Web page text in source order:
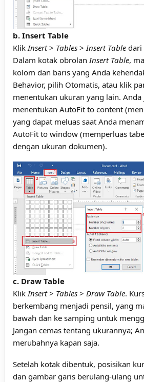
b. Insert Table
KlikInsert> Tables >Insert Table dari
Dalam kotak obrolanInsert Table,
kolom dan baris yang Anda
Behavior, pilih Otomatis, atau klik
menentukan ukuran yang lain.
menentukan AutoFit to content
yang dapat meluas saat Anda
AutoFit to window (memperluas
dengan ukuran dokumen).
c. Draw Table
Klik Insert> Tables > Draw Table.
berkembang menjadi pensil, yang
bawah dan ke samping untuk
Jangan cemas tentang ukurannya;
merubahnya kapan saja.
Setelah kotak dibentuk, posisikan
dan gambar garis berulang-ulang